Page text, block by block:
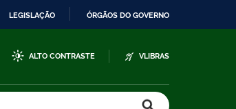
LEGISLAÇÃO ÓRGÃOS DO GOVERNO
ALTO CONTRASTE VLIBRAS